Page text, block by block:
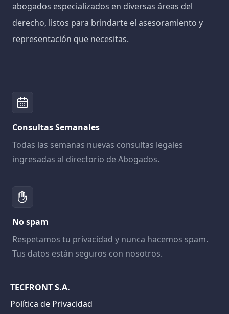
abogados especializados en diversas áreas del
derecho, listos para brindarte el asesoramiento y
representación que necesitas.
Consultas Semanales
Todas las semanas nuevas consultas legales
ingresadas al directorio de Abogados.
No spam
Respetamos tu privacidad y nunca hacemos spam.
Tus datos están seguros con nosotros.
TECFRONT S.A.
Política de Privacidad